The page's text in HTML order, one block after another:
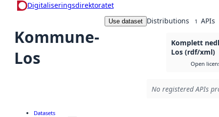
Digitaliseringsdirektoratet
Kommune-
Los
Use dataset Distributions 1 APIs
Komplett
Los (rdf/xml)
Open
No registered APIs
Datasets